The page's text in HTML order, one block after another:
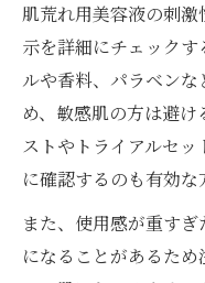
ト
敏感肌に合
める方法
肌荒れやニ
較のコツ
肌荒れ用美容液の刺
示を詳細にチェック
ルや香料、パラベン
め、敏感肌の方は避
ストやトライアルセ
に確認するのも有効な
また、使用感が重す
になることがあるた